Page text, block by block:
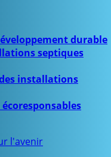
durable
septiques
installations